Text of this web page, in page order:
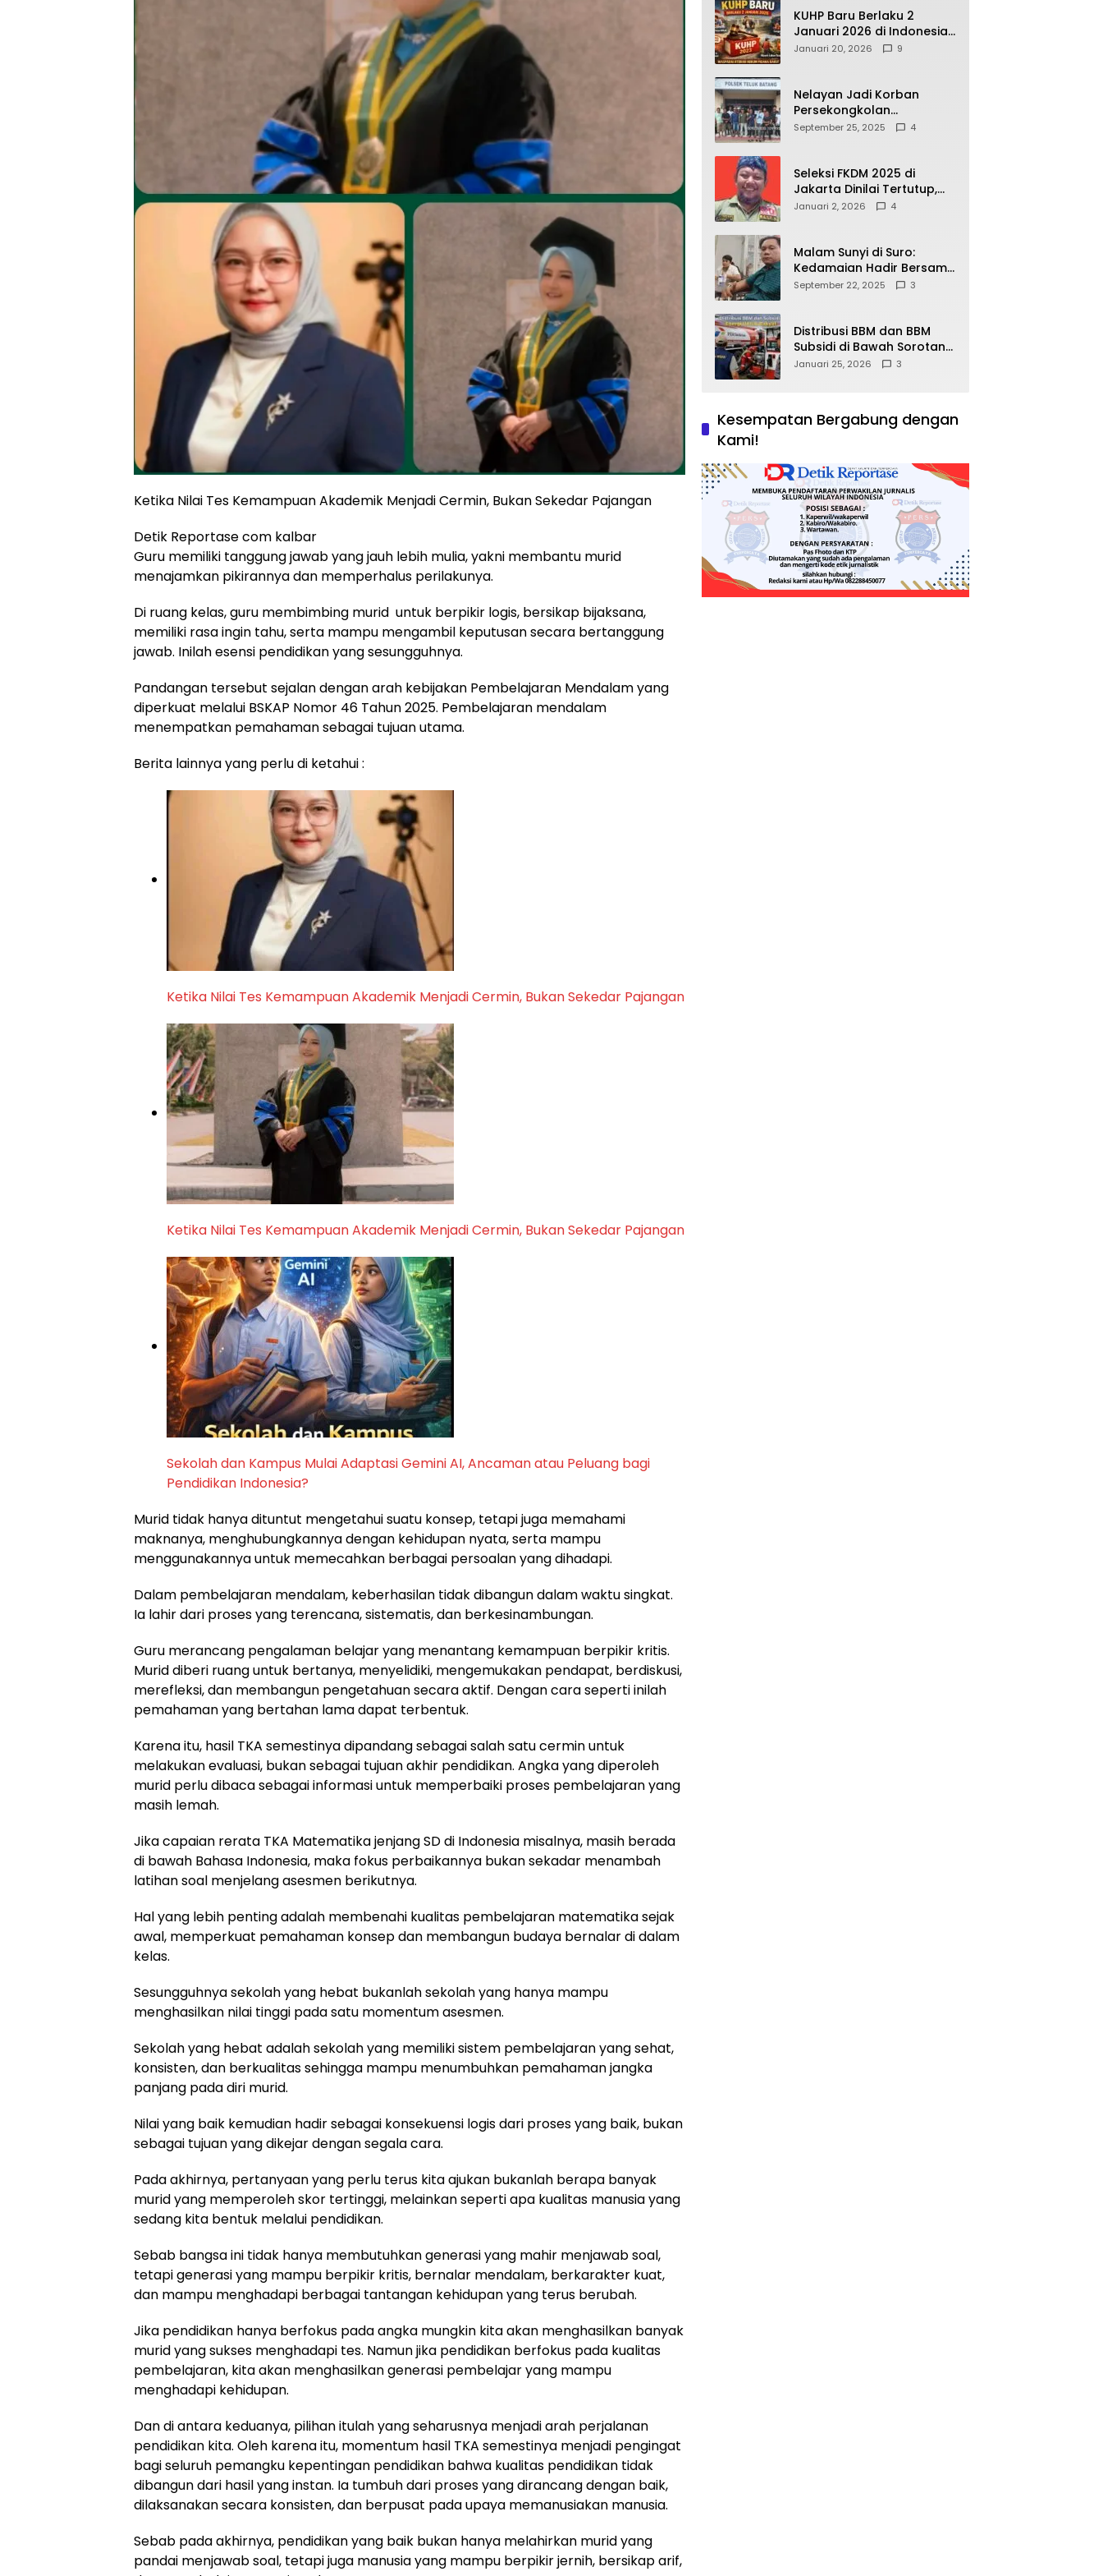
Ketika Nilai Tes Kemampuan Akademik Menjadi Cermin, Bukan Sekedar Pajangan
Detik Reportase com kalbar
Guru memiliki tanggung jawab yang jauh lebih mulia, yakni membantu murid
menajamkan pikirannya dan memperhalus perilakunya.
Di ruang kelas, guru membimbing murid untuk berpikir logis, bersikap bijaksana,
memiliki rasa ingin tahu, serta mampu mengambil keputusan secara bertanggung
jawab. Inilah esensi pendidikan yang sesungguhnya.
Pandangan tersebut sejalan dengan arah kebijakan Pembelajaran Mendalam yang
diperkuat melalui BSKAP Nomor 46 Tahun 2025. Pembelajaran mendalam
menempatkan pemahaman sebagai tujuan utama.
Berita lainnya yang perlu di ketahui :
Ketika Nilai Tes Kemampuan Akademik Menjadi Cermin, Bukan Sekedar Pajangan
Ketika Nilai Tes Kemampuan Akademik Menjadi Cermin, Bukan Sekedar Pajangan
Sekolah dan Kampus Mulai Adaptasi Gemini AI, Ancaman atau Peluang bagi
Pendidikan Indonesia?
Murid tidak hanya dituntut mengetahui suatu konsep, tetapi juga memahami
maknanya, menghubungkannya dengan kehidupan nyata, serta mampu
menggunakannya untuk memecahkan berbagai persoalan yang dihadapi.
Dalam pembelajaran mendalam, keberhasilan tidak dibangun dalam waktu singkat.
Ia lahir dari proses yang terencana, sistematis, dan berkesinambungan.
Guru merancang pengalaman belajar yang menantang kemampuan berpikir kritis.
Murid diberi ruang untuk bertanya, menyelidiki, mengemukakan pendapat, berdiskusi,
merefleksi, dan membangun pengetahuan secara aktif. Dengan cara seperti inilah
pemahaman yang bertahan lama dapat terbentuk.
Karena itu, hasil TKA semestinya dipandang sebagai salah satu cermin untuk
melakukan evaluasi, bukan sebagai tujuan akhir pendidikan. Angka yang diperoleh
murid perlu dibaca sebagai informasi untuk memperbaiki proses pembelajaran yang
masih lemah.
Jika capaian rerata TKA Matematika jenjang SD di Indonesia misalnya, masih berada
di bawah Bahasa Indonesia, maka fokus perbaikannya bukan sekadar menambah
latihan soal menjelang asesmen berikutnya.
Hal yang lebih penting adalah membenahi kualitas pembelajaran matematika sejak
awal, memperkuat pemahaman konsep dan membangun budaya bernalar di dalam
kelas.
Sesungguhnya sekolah yang hebat bukanlah sekolah yang hanya mampu
menghasilkan nilai tinggi pada satu momentum asesmen.
Sekolah yang hebat adalah sekolah yang memiliki sistem pembelajaran yang sehat,
konsisten, dan berkualitas sehingga mampu menumbuhkan pemahaman jangka
panjang pada diri murid.
Nilai yang baik kemudian hadir sebagai konsekuensi logis dari proses yang baik, bukan
sebagai tujuan yang dikejar dengan segala cara.
Pada akhirnya, pertanyaan yang perlu terus kita ajukan bukanlah berapa banyak
murid yang memperoleh skor tertinggi, melainkan seperti apa kualitas manusia yang
sedang kita bentuk melalui pendidikan.
Sebab bangsa ini tidak hanya membutuhkan generasi yang mahir menjawab soal,
tetapi generasi yang mampu berpikir kritis, bernalar mendalam, berkarakter kuat,
dan mampu menghadapi berbagai tantangan kehidupan yang terus berubah.
Jika pendidikan hanya berfokus pada angka mungkin kita akan menghasilkan banyak
murid yang sukses menghadapi tes. Namun jika pendidikan berfokus pada kualitas
pembelajaran, kita akan menghasilkan generasi pembelajar yang mampu
menghadapi kehidupan.
Dan di antara keduanya, pilihan itulah yang seharusnya menjadi arah perjalanan
pendidikan kita. Oleh karena itu, momentum hasil TKA semestinya menjadi pengingat
bagi seluruh pemangku kepentingan pendidikan bahwa kualitas pendidikan tidak
dibangun dari hasil yang instan. Ia tumbuh dari proses yang dirancang dengan baik,
dilaksanakan secara konsisten, dan berpusat pada upaya memanusiakan manusia.
Sebab pada akhirnya, pendidikan yang baik bukan hanya melahirkan murid yang
pandai menjawab soal, tetapi juga manusia yang mampu berpikir jernih, bersikap arif,
KUHP Baru Berlaku 2
Januari 2026 di Indonesia,
Apa Dampaknya bagi
Dipahami Publik
Januari 20, 2026 9
Nelayan Jadi Korban
Persekongkolan
Penyelewengan BBM
September 25, 2025 4
Seleksi FKDM 2025 di
Jakarta Dinilai Tertutup,
Transparansi
Januari 2, 2026 4
Malam Sunyi di Suro:
Kedamaian Hadir Bersama
Secangkir Kopi Hangat
September 22, 2025 3
Distribusi BBM dan BBM
Subsidi di Bawah Sorotan
Publik: Antara Kepentingan
Januari 25, 2026 3
Kesempatan Bergabung dengan
Kami!